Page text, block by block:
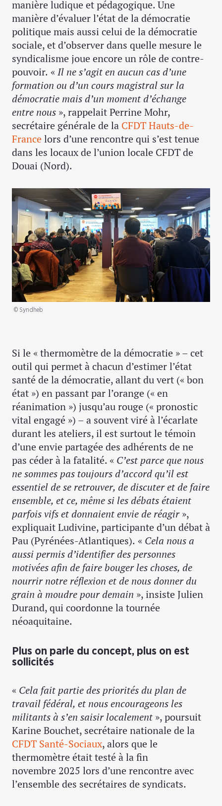
manière ludique et pédagogique. Une
manière d’évaluer l’état de la démocratie
politique mais aussi celui de la démocratie
sociale, et d’observer dans quelle mesure le
syndicalisme joue encore un rôle de contre-
pouvoir. « Il ne s’agit en aucun cas d’une
formation ou d’un cours magistral sur la
démocratie mais d’un moment d’échange
entre nous », rappelait Perrine Mohr,
secrétaire générale de la CFDT Hauts-de-
France lors d’une rencontre qui s’est tenue
dans les locaux de l’union locale CFDT de
Douai (Nord).
© Syndheb
Si le « thermomètre de la démocratie » – cet
outil qui permet à chacun d’estimer l’état
santé de la démocratie, allant du vert (« bon
état ») en passant par l’orange (« en
réanimation ») jusqu’au rouge (« pronostic
vital engagé ») – a souvent viré à l’écarlate
durant les ateliers, il est surtout le témoin
d’une envie partagée des adhérents de ne
pas céder à la fatalité. « C’est parce que nous
ne sommes pas toujours d’accord qu’il est
essentiel de se retrouver, de discuter et de faire
ensemble, et ce, même si les débats étaient
parfois vifs et donnaient envie de réagir»,
expliquait Ludivine, participante d’un débat à
Pau (Pyrénées-Atlantiques). « Cela nous a
aussi permis d’identifier des personnes
motivées afin de faire bouger les choses, de
nourrir notre réflexion et de nous donner du
grain à moudre pour demain », insiste Julien
Durand, qui coordonne la tournée
néoaquitaine.
Plus on parle du concept, plus on est
sollicités
« Cela fait partie des priorités du plan de
travail fédéral, et nous encourageons les
militants à s’en saisir localement », poursuit
Karine Bouchet, secrétaire nationale de la
CFDT Santé-Sociaux, alors que le
thermomètre était testé à la fin
novembre 2025 lors d’une rencontre avec
l’ensemble des secrétaires de syndicats.